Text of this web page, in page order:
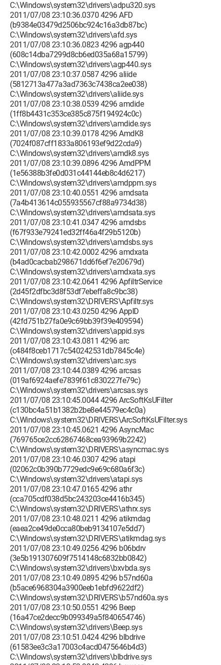
C:\Windows\system32\drivers\adpu320.sys
2011/07/08 23:10:36.0370 4296 AFD
(b9384e03479d2506bc924c16a3db87bc)
C:\Windows\system32\drivers\afd.sys
2011/07/08 23:10:36.0823 4296 agp440
(608c14dba7299d8cb6ed035a68a15799)
C:\Windows\system32\drivers\agp440.sys
2011/07/08 23:10:37.0587 4296 aliide
(5812713a477a3ad7363c7438ca2ee038)
C:\Windows\system32\drivers\aliide.sys
2011/07/08 23:10:38.0539 4296 amdide
(1ff8b4431c353ce385c875f194924c0c)
C:\Windows\system32\drivers\amdide.sys
2011/07/08 23:10:39.0178 4296 AmdK8
(7024f087cff1833a806193ef9d22cda9)
C:\Windows\system32\drivers\amdk8.sys
2011/07/08 23:10:39.0896 4296 AmdPPM
(1e56388b3fe0d031c44144eb8c4d6217)
C:\Windows\system32\drivers\amdppm.sys
2011/07/08 23:10:40.0551 4296 amdsata
(7a4b413614c055935567cf88a9734d38)
C:\Windows\system32\drivers\amdsata.sys
2011/07/08 23:10:41.0347 4296 amdsbs
(f67f933e79241ed32ff46a4f29b5120b)
C:\Windows\system32\drivers\amdsbs.sys
2011/07/08 23:10:42.0002 4296 amdxata
(b4ad0cacbab298671dd6f6ef7e20679d)
C:\Windows\system32\drivers\amdxata.sys
2011/07/08 23:10:42.0641 4296 ApfiltrService
(2d45f2dfbc3d8f53df7ebeffa8c9bc38)
C:\Windows\system32\DRIVERS\Apfiltr.sys
2011/07/08 23:10:43.0250 4296 AppID
(42fd751b27fa0e9c69bb39f39e409594)
C:\Windows\system32\drivers\appid.sys
2011/07/08 23:10:43.0811 4296 arc
(c484f8ceb1717c540242531db7845c4e)
C:\Windows\system32\drivers\arc.sys
2011/07/08 23:10:44.0389 4296 arcsas
(019af6924aefe7839f61c830227fe79c)
C:\Windows\system32\drivers\arcsas.sys
2011/07/08 23:10:45.0044 4296 ArcSoftKsUFilter
(c130bc4a51b1382b2be8e44579ec4c0a)
C:\Windows\system32\DRIVERS\ArcSoftKsUFilter.sys
2011/07/08 23:10:45.0621 4296 AsyncMac
(769765ce2cc62867468cea93969b2242)
C:\Windows\system32\DRIVERS\asyncmac.sys
2011/07/08 23:10:46.0307 4296 atapi
(02062c0b390b7729edc9e69c680a6f3c)
C:\Windows\system32\drivers\atapi.sys
2011/07/08 23:10:47.0165 4296 athr
(cca705cdf038d5bc243203ce4416b345)
C:\Windows\system32\DRIVERS\athrx.sys
2011/07/08 23:10:48.0211 4296 atikmdag
(eaea2ce49de0cca80beb9134107e5dd7)
C:\Windows\system32\DRIVERS\atikmdag.sys
2011/07/08 23:10:49.0256 4296 b06bdrv
(3e5b191307609f7514148c6832bb0842)
C:\Windows\system32\drivers\bxvbda.sys
2011/07/08 23:10:49.0895 4296 b57nd60a
(b5ace6968304a3900eeb1ebfd9622df2)
C:\Windows\system32\DRIVERS\b57nd60a.sys
2011/07/08 23:10:50.0551 4296 Beep
(16a47ce2decc9b099349a5f840654746)
C:\Windows\system32\drivers\Beep.sys
2011/07/08 23:10:51.0424 4296 blbdrive
(61583ee3c3a17003c4acd0475646b4d3)
C:\Windows\system32\drivers\blbdrive.sys